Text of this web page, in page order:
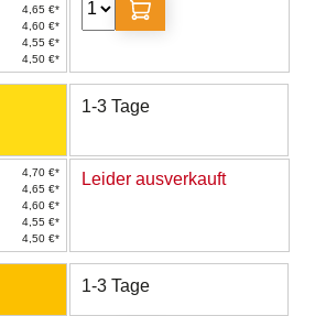
4,65 €*
4,60 €*
4,55 €*
4,50 €*
1-3 Tage
4,70 €*
4,65 €*
4,60 €*
4,55 €*
4,50 €*
Leider ausverkauft
1-3 Tage